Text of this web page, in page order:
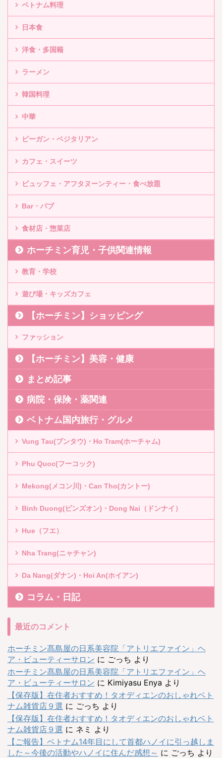
ベトナム料理
日本食
洋食・多国籍
ラーメン
韓国料理
中華
ビーガン・ベジタリアン
カフェ・スイーツ
ビュッフェ・アフタヌーンティー・食べ放題
Bar・パブ
食材店・惣菜店
ホーチミン育児・子供関連情報
教育・学校
遊び場・キッズカフェ
【ホーチミン】ショッピング
ファッション
【ホーチミン】美容・健康
まとめ記事
病院・保険・薬関連
ベトナム国内旅行・グルメ
Vung Tau(ブンタウ)・Ho Tram(ホーチャム)
Phu Quoc(フーコック)
Mekong(メコン川)・Can Tho(カントー)
Binh Duong(ビンズオン)・Dong Nai（ドンナイ）
Hue（フエ）
Nha Trang(ニャチャン)
Da Nang(ダナン)・Hoi An(ホイアン)
コラム・日記
最近のコメント
ホーチミン髙島屋の日系美容院「アトリエファイン」ヘ
ア・ビューティーサロン に ごっち より
ホーチミン髙島屋の日系美容院「アトリエファイン」ヘ
ア・ビューティーサロン に Kimiyasu Enya より
【保存版】在住者おすすめ！タオディエンのおしゃれベト
ナム雑貨店９選 に ごっち より
【保存版】在住者おすすめ！タオディエンのおしゃれベト
ナム雑貨店９選 に ネミ より
【ご報告】ベトナム14年目にして首都ハノイに引っ越しま
した～今後の活動やハノイに住んだ感想～ に ごっち より